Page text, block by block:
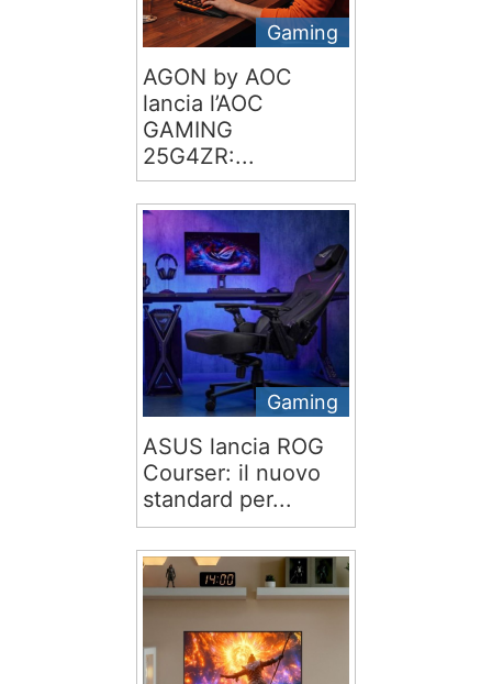
Gaming
AGON by AOC
lancia l’AOC
GAMING
25G4ZR:...
Gaming
ASUS lancia ROG
Courser: il nuovo
standard per...